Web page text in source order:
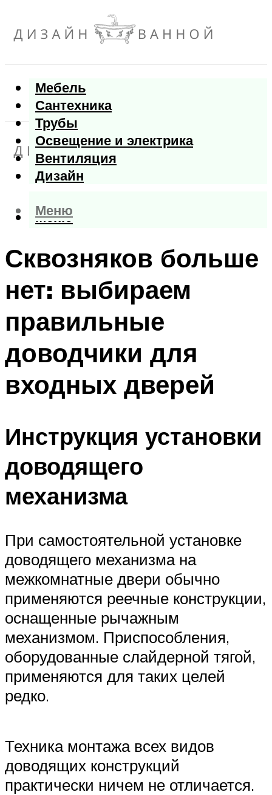
Мебель
Сантехника
Трубы
Освещение и электрика
Вентиляция
Дизайн
Меню
Меню
Сквозняков больше
нет: выбираем
правильные
доводчики для
входных дверей
Инструкция установки
доводящего
механизма
При самостоятельной установке
доводящего механизма на
межкомнатные двери обычно
применяются реечные конструкции,
оснащенные рычажным
механизмом. Приспособления,
оборудованные слайдерной тягой,
применяются для таких целей
редко.
Техника монтажа всех видов
доводящих конструкций
практически ничем не отличается.